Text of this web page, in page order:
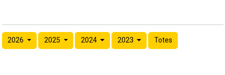
2026 2025 2024 2023 Totes